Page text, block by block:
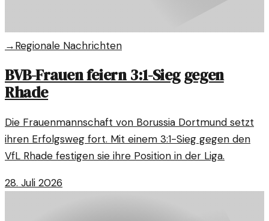
→Regionale Nachrichten
BVB-Frauen feiern 3:1-Sieg gegen
Rhade
Die Frauenmannschaft von Borussia Dortmund setzt
ihren Erfolgsweg fort. Mit einem 3:1-Sieg gegen den
VfL Rhade festigen sie ihre Position in der Liga.
28. Juli 2026